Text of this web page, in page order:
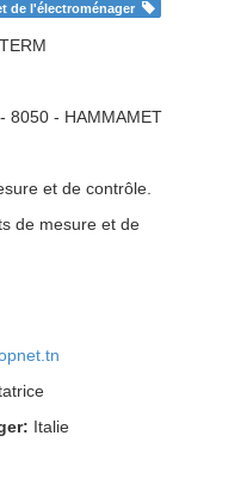
de l'électroménager
8050 - HAMMAMET
et de contrôle.
de mesure et de
Italie